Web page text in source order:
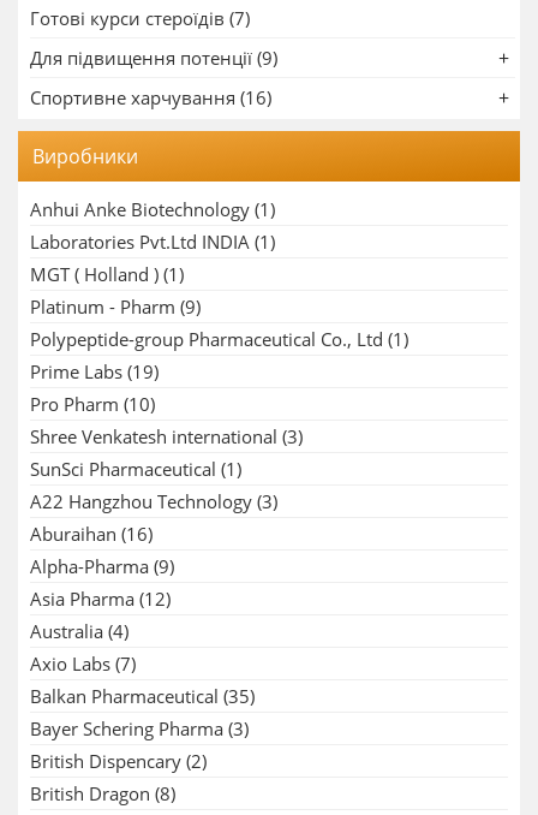
Готові курси стероїдів (7)
Для підвищення потенції (9)
Спортивне харчування (16)
Виробники
Anhui Anke Biotechnology (1)
Laboratories Pvt.Ltd INDIA (1)
MGT ( Holland ) (1)
Platinum - Pharm (9)
Polypeptide-group Pharmaceutical Co., Ltd (1)
Prime Labs (19)
Pro Pharm (10)
Shree Venkatesh international (3)
SunSci Pharmaceutical (1)
A22 Hangzhou Technology (3)
Aburaihan (16)
Alpha-Pharma (9)
Asia Pharma (12)
Australia (4)
Axio Labs (7)
Balkan Pharmaceutical (35)
Bayer Schering Pharma (3)
British Dispencary (2)
British Dragon (8)